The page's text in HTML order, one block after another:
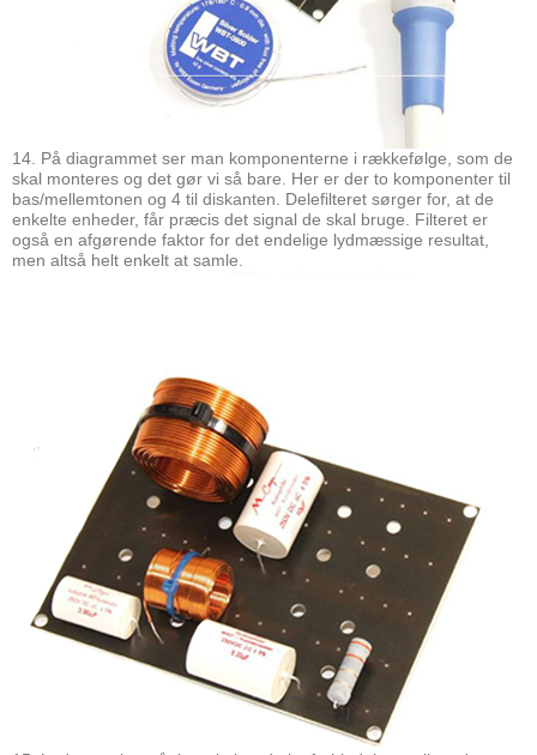
14. På diagrammet ser man komponenterne i rækkefølge, som de
skal monteres og det gør vi så bare. Her er der to komponenter til
bas/mellemtonen og 4 til diskanten. Delefilteret sørger for, at de
enkelte enheder, får præcis det signal de skal bruge. Filteret er
også en afgørende faktor for det endelige lydmæssige resultat,
men altså helt enkelt at samle.